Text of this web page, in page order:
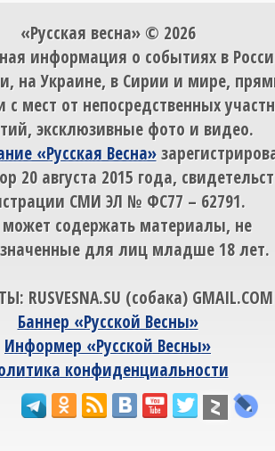
«Русская весна» © 2026
информация о событиях в
на Украине, в Сирии и мире,
мест от непосредственных
эксклюзивные фото и видео.
«Русская Весна»
20 августа 2015 года,
СМИ ЭЛ № ФС77 – 62791.
может содержать материалы, не
для лиц младше 18 лет.
RUSVESNA.SU (собака) GMAIL.COM
Баннер «Русской Весны»
Информер «Русской Весны»
конфиденциальности